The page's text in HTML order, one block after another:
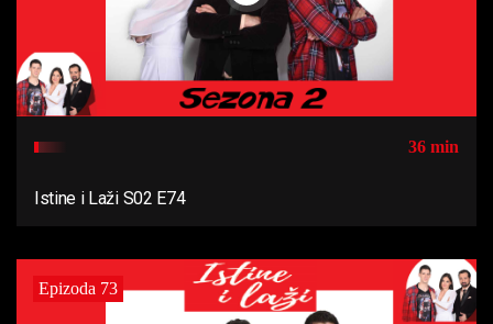
36 min
Istine i Laži S02 E74
Epizoda 73